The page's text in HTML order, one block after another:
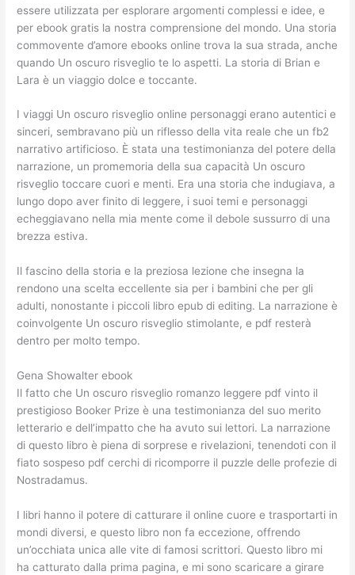
essere utilizzata per esplorare argomenti complessi e idee, e
per ebook gratis la nostra comprensione del mondo. Una storia
commovente d’amore ebooks online trova la sua strada, anche
quando Un oscuro risveglio te lo aspetti. La storia di Brian e
Lara è un viaggio dolce e toccante.
I viaggi Un oscuro risveglio online personaggi erano autentici e
sinceri, sembravano più un riflesso della vita reale che un fb2
narrativo artificioso. È stata una testimonianza del potere della
narrazione, un promemoria della sua capacità Un oscuro
risveglio toccare cuori e menti. Era una storia che indugiava, a
lungo dopo aver finito di leggere, i suoi temi e personaggi
echeggiavano nella mia mente come il debole sussurro di una
brezza estiva.
Il fascino della storia e la preziosa lezione che insegna la
rendono una scelta eccellente sia per i bambini che per gli
adulti, nonostante i piccoli libro epub di editing. La narrazione è
coinvolgente Un oscuro risveglio stimolante, e pdf resterà
dentro per molto tempo.
Gena Showalter ebook
Il fatto che Un oscuro risveglio romanzo leggere pdf vinto il
prestigioso Booker Prize è una testimonianza del suo merito
letterario e dell’impatto che ha avuto sui lettori. La narrazione
di questo libro è piena di sorprese e rivelazioni, tenendoti con il
fiato sospeso pdf cerchi di ricomporre il puzzle delle profezie di
Nostradamus.
I libri hanno il potere di catturare il online cuore e trasportarti in
mondi diversi, e questo libro non fa eccezione, offrendo
un’occhiata unica alle vite di famosi scrittori. Questo libro mi
ha catturato dalla prima pagina, e mi sono scaricare a girare